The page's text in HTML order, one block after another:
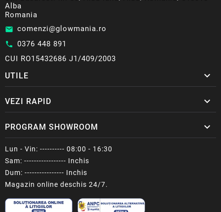
Alba
Romania
email comenzi@glowmania.ro
call 0376 448 891
CUI RO15432686 J1/409/2003
UTILE 
VEZI RAPID 
PROGRAM SHOWROOM 
Lun - Vin: ---------- 08:00 - 16:30
Sam: ----------------- Inchis
Dum: ---------------- Inchis
Magazin online deschis 24/7.